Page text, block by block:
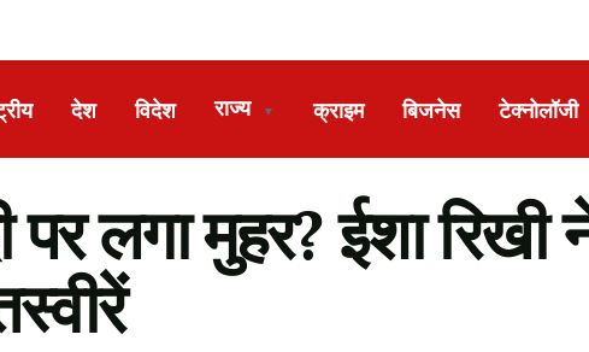
देश विदेश राज्य ▼ क्राइम बिजनेस टेक्नोलॉजी
पर लगा मुहर? ईशा